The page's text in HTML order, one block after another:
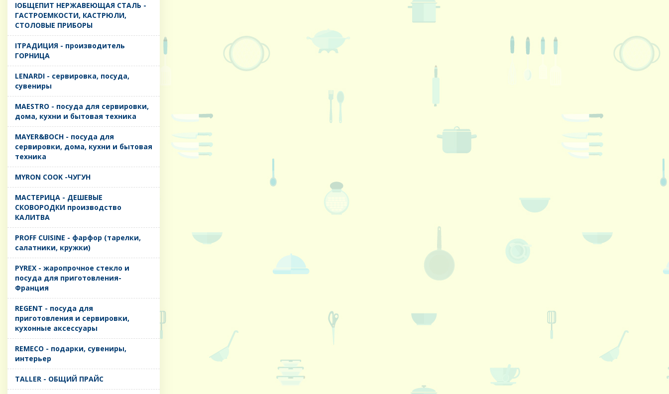
IОБЩЕПИТ НЕРЖАВЕЮЩАЯ СТАЛЬ -
ГАСТРОЕМКОСТИ, КАСТРЮЛИ,
СТОЛОВЫЕ ПРИБОРЫ
IТРАДИЦИЯ - производитель
ГОРНИЦА
LENARDI - сервировка, посуда,
сувениры
MAESTRO - посуда для сервировки,
дома, кухни и бытовая техника
MAYER&BOCH - посуда для
сервировки, дома, кухни и бытовая
техника
MYRON COOK -ЧУГУН
MАСТЕРИЦА - ДЕШЕВЫЕ
СКОВОРОДКИ производство
КАЛИТВА
PROFF CUISINE - фарфор (тарелки,
салатники, кружки)
PYREX - жаропрочное стекло и
посуда для приготовления-
Франция
REGENT - посуда для
приготовления и сервировки,
кухонные аксессуары
REMECO - подарки, сувениры,
интерьер
TALLER - ОБЩИЙ ПРАЙС